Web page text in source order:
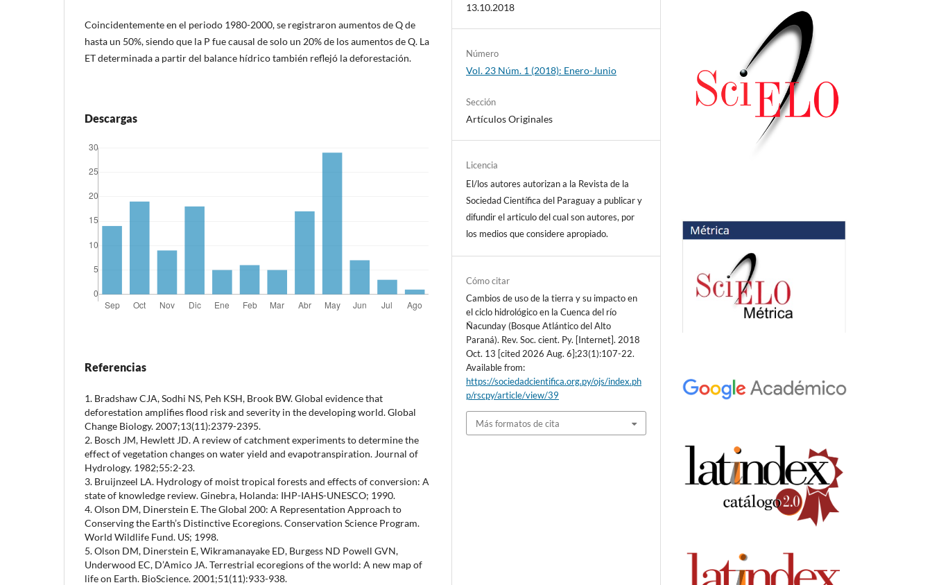
Coincidentemente en el periodo 1980-2000, se registraron aumentos de Q de
hasta un 50%, siendo que la P fue causal de solo un 20% de los aumentos de Q. La
ET determinada a partir del balance hídrico también reflejó la deforestación.
Descargas
Referencias
1. Bradshaw CJA, Sodhi NS, Peh KSH, Brook BW. Global evidence that
deforestation amplifies flood risk and severity in the developing world. Global
Change Biology. 2007;13(11):2379-2395.
2. Bosch JM, Hewlett JD. A review of catchment experiments to determine the
effect of vegetation changes on water yield and evapotranspiration. Journal of
Hydrology. 1982;55:2-23.
3. Bruijnzeel LA. Hydrology of moist tropical forests and effects of conversion: A
state of knowledge review. Ginebra, Holanda: IHP-IAHS-UNESCO; 1990.
4. Olson DM, Dinerstein E. The Global 200: A Representation Approach to
Conserving the Earth’s Distinctive Ecoregions. Conservation Science Program.
World Wildlife Fund. US; 1998.
5. Olson DM, Dinerstein E, Wikramanayake ED, Burgess ND Powell GVN,
Underwood EC, D’Amico JA. Terrestrial ecoregions of the world: A new map of
life on Earth. BioScience. 2001;51(11):933-938.
13.10.2018
Número
Vol. 23 Núm. 1 (2018): Enero-Junio
Sección
Artículos Originales
Licencia
El/los autores autorizan a la Revista de la
Sociedad Científica del Paraguay a publicar y
difundir el articulo del cual son autores, por
los medios que considere apropiado.
Cómo citar
Cambios de uso de la tierra y su impacto en
el ciclo hidrológico en la Cuenca del río
Ñacunday (Bosque Atlántico del Alto
Paraná). Rev. Soc. cient. Py. [Internet]. 2018
Oct. 13 [cited 2026 Aug. 6];23(1):107-22.
Available from:
https://sociedadcientifica.org.py/ojs/index.ph
p/rscpy/article/view/39
Más formatos de cita